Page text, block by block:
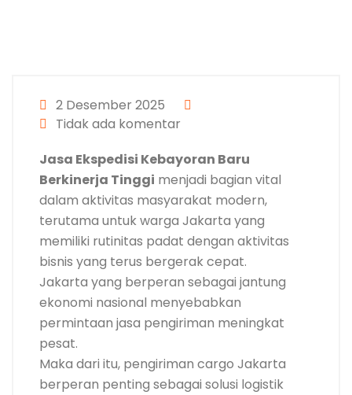
2 Desember 2025
Tidak ada komentar
Jasa Ekspedisi Kebayoran Baru
Berkinerja Tinggi menjadi bagian vital
dalam aktivitas masyarakat modern,
terutama untuk warga Jakarta yang
memiliki rutinitas padat dengan aktivitas
bisnis yang terus bergerak cepat.
Jakarta yang berperan sebagai jantung
ekonomi nasional menyebabkan
permintaan jasa pengiriman meningkat
pesat.
Maka dari itu, pengiriman cargo Jakarta
berperan penting sebagai solusi logistik